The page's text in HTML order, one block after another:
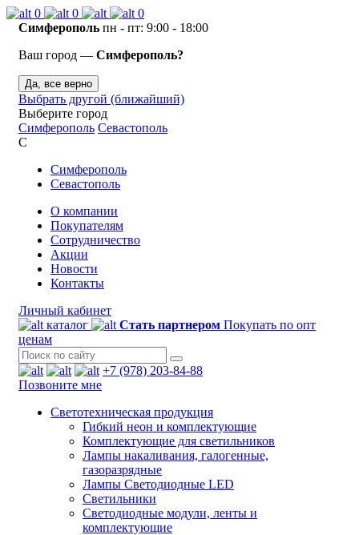
0 0
0
Симферополь пн - пт: 9:00 - 18:00
Ваш город — Симферополь?
Да, все верно
Выбрать другой (ближайший)
Выберите город
Симферополь Севастополь
С
Симферополь
Севастополь
О компании
Покупателям
Сотрудничество
Акции
Новости
Контакты
Личный кабинет
каталог
Стать партнером Покупать по опт
ценам
+7 (978) 203-84-88
Позвоните мне
Светотехническая продукция
Гибкий неон и комплектующие
Комплектующие для светильников
Лампы накаливания, галогенные,
газоразрядные
Лампы Светодиодные LED
Светильники
Светодиодные модули, ленты и
комплектующие